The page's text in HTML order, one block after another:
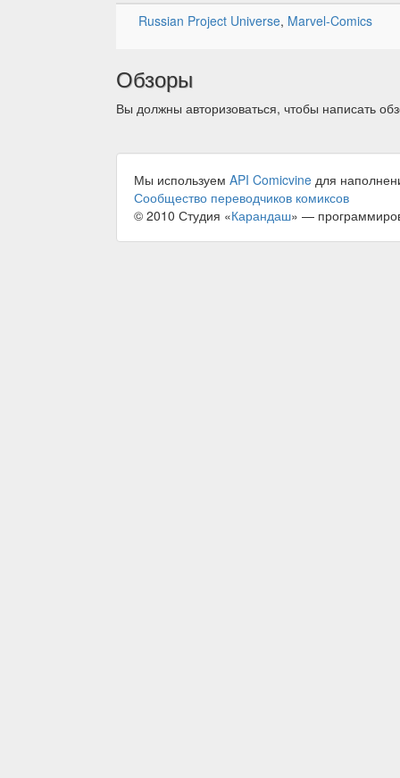
Russian Project Universe, Marvel-Comics
Обзоры
Вы должны авторизоваться, чтобы написать
Мы используем API Comicvine для
Сообщество переводчиков комиксов
© 2010 Студия «Карандаш» —